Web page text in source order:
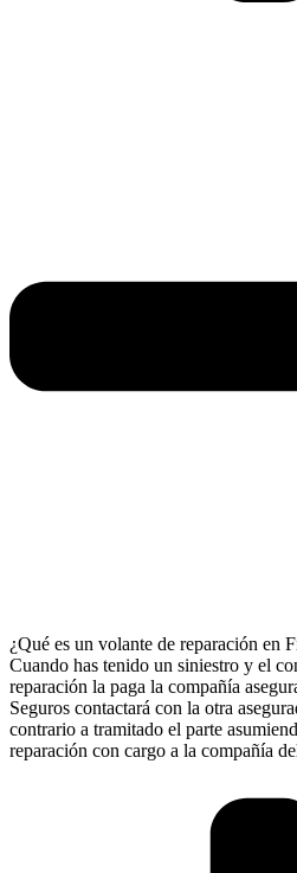
¿Qué es un volante de reparación en
Cuando has tenido un siniestro y el
reparación la paga la compañía
Seguros contactará con la otra
contrario a tramitado el parte
reparación con cargo a la compañía